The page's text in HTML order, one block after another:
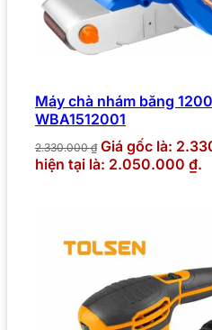
Máy chà nhám băng
WBA1512001
2.330.000₫ Giá gốc là:
hiện tại là: 2.050.000 ₫.